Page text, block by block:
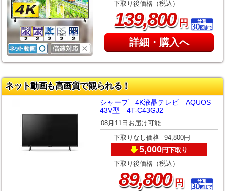
下取り後価格（税込）
139,800円
詳細・購入へ
ネット動画も高画質で観られる！
シャープ 4K液晶テレビ AQUOS
43V型 4T-C43GJ2
08月11日お届け可能
下取りなし価格 94,800円
5,000円下取り
下取り後価格（税込）
89,800円